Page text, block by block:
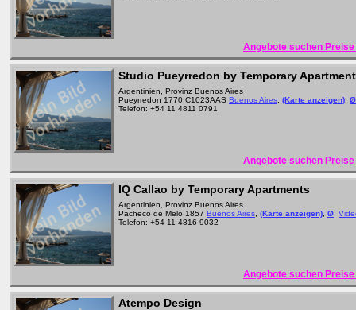
Angebote suchen
Studio Pueyrredon by Temporary
Argentinien, Provinz Buenos Aires
Pueyrredon 1770 C1023AAS Buenos Aires (Karte anzeigen) Ø
Telefon: +54 11 4811 0791
Angebote suchen
IQ Callao by Temporary Apartments
Argentinien, Provinz Buenos Aires
Pacheco de Melo 1857 Buenos Aires (Karte anzeigen) Ø
Telefon: +54 11 4816 9032
Angebote suchen
Atempo Design